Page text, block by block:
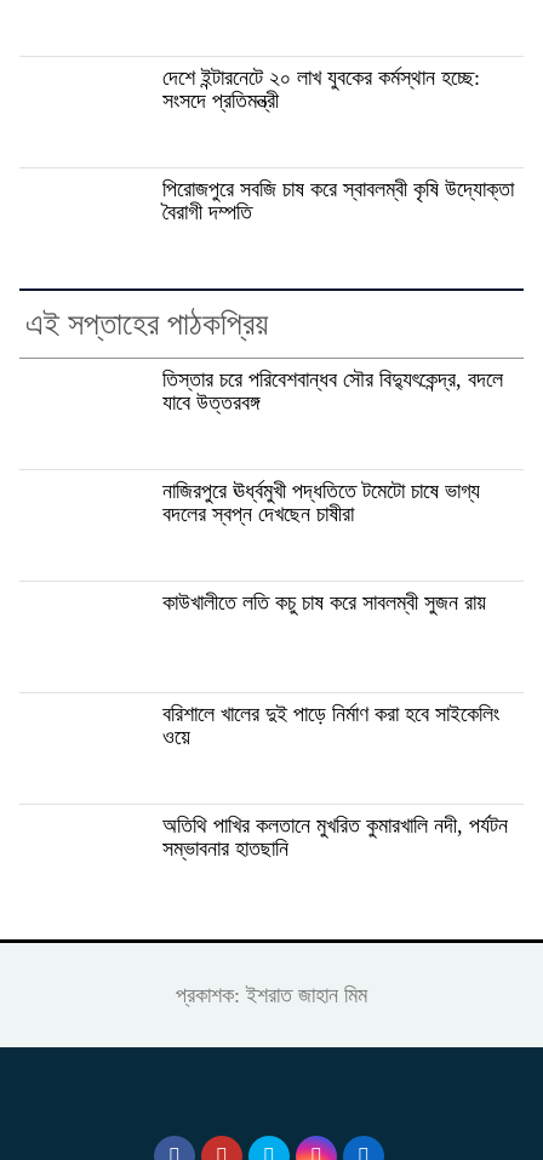
দেশে ইন্টারনেটে ২০ লাখ যুবকের কর্মস্থান হচ্ছে:
সংসদে প্রতিমন্ত্রী
পিরোজপুরে সবজি চাষ করে স্বাবলম্বী কৃষি উদ্যোক্তা
বৈরাগী দম্পতি
এই সপ্তাহের পাঠকপ্রিয়
তিস্তার চরে পরিবেশবান্ধব সৌর বিদ্যুৎকেন্দ্র, বদলে
যাবে উত্তরবঙ্গ
নাজিরপুরে ঊর্ধ্বমুখী পদ্ধতিতে টমেটো চাষে ভাগ্য
বদলের স্বপ্ন দেখছেন চাষীরা
কাউখালীতে লতি কচু চাষ করে সাবলম্বী সুজন রায়
ব‌রিশালে খালের দুই পাড়ে নির্মাণ করা হবে সাইকেলিং
ওয়ে
অতিথি পাখির কলতানে মুখরিত কুমারখালি নদী, পর্যটন
সম্ভাবনার হাতছানি
প্রকাশক: ইশরাত জাহান মিম